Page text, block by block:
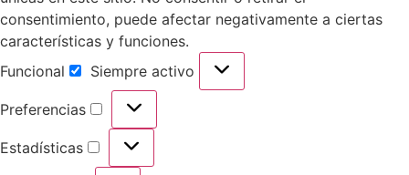
consentimiento, puede afectar negativamente a ciertas
características y funciones.
Funcional
Siempre activo
Preferencias
Estadísticas